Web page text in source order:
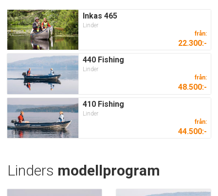
Inkas 465
Linder
från:
22.300:-
440 Fishing
Linder
från:
48.500:-
410 Fishing
Linder
från:
44.500:-
Linders modellprogram